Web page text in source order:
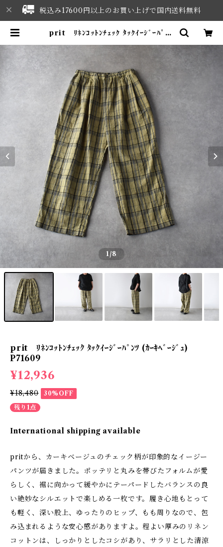
税込み17600円以上のお買い上げで国内送料無料
prit ﾘﾈﾝｺｯﾄﾝﾁｪｯｸ ﾀｯｸｲｰｼﾞｰﾊﾟﾝﾂ
WEST SELECT
1/8
prit ﾘﾈﾝｺｯﾄﾝﾁｪｯｸ ﾀｯｸｲｰｼﾞｰﾊﾟﾝﾂ (ｶｰｷﾍﾞｰｼﾞｭ)
P71609
¥12,936
¥18,480
30%OFF
残り1点
International shipping available
pritから、カーキベージュのチェック柄が印象的なイージー
パンツが届きました。ポッテリと丸みを帯びたフォルムが愛
らしく、裾に向かって緩やかにテーパードしたバランスの良
い絶妙なシルエットで楽しめる一枚です。履き心地もとって
も軽く、深い股上、ゆったりのヒップ、もも周りなので、包
み込まれるような安心感がありますよ。程よい厚みのリネン
コットンは、しっかりとしたコシがあり、サラリとした清涼